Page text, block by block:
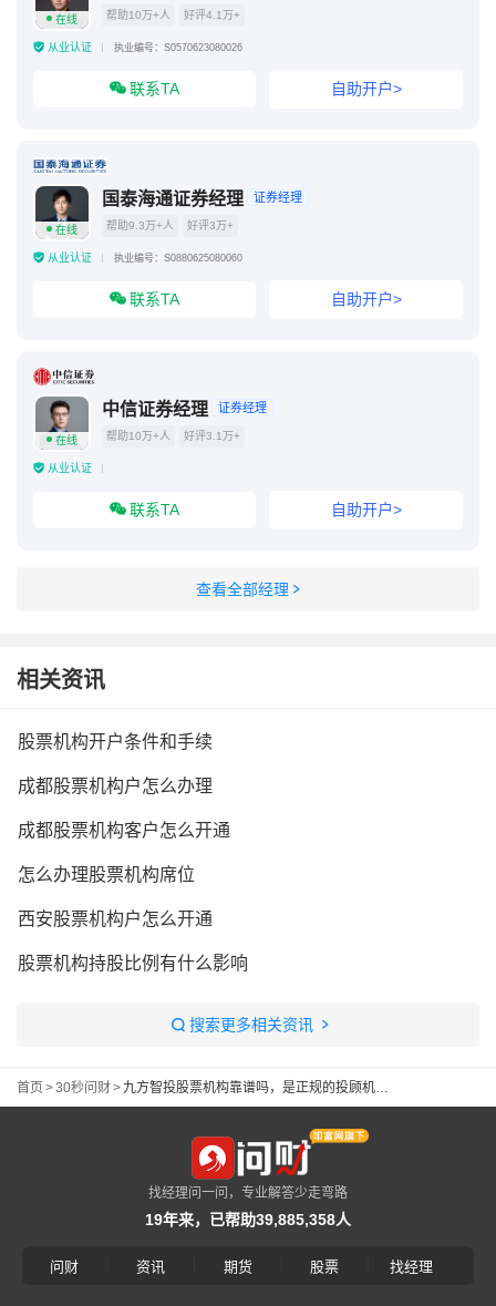
在线 帮助10万+人 好评4.1万+
从业认证 执业编号：S0570623080026
联系TA 自助开户>
在线
国泰海通证券经理 证券经理
帮助9.3万+人 好评3万+
从业认证 执业编号：S0880625080060
联系TA 自助开户>
在线
中信证券经理 证券经理
帮助10万+人 好评3.1万+
从业认证
联系TA 自助开户>
查看全部经理
相关资讯
股票机构开户条件和手续
成都股票机构户怎么办理
成都股票机构客户怎么开通
怎么办理股票机构席位
西安股票机构户怎么开通
股票机构持股比例有什么影响
搜索更多相关资讯
首页 >30秒问财> 九方智投股票机构靠谱吗，是正规的投顾机构吗
找经理问一问，专业解答少走弯路
19年来，已帮助39,885,358人
问财 资讯 期货 股票 找经理